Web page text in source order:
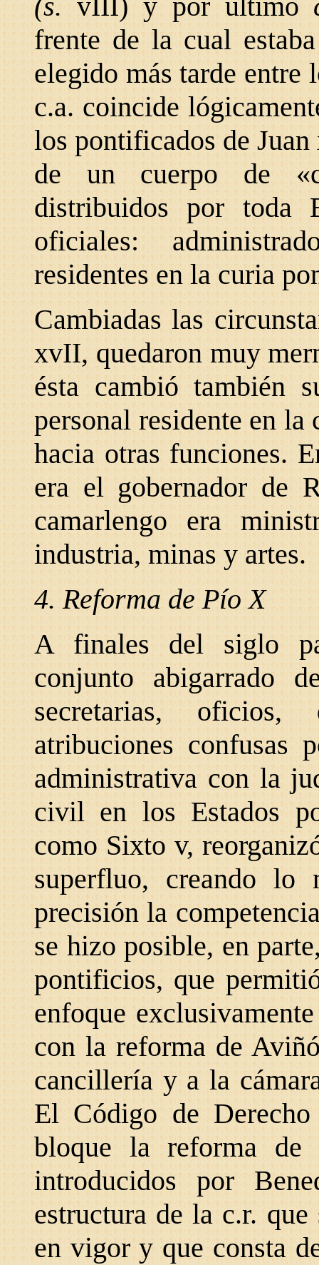
frente de la cual
elegido más tarde entre
c.a. coincide
los pontificados de
de un cuerpo de
distribuidos por toda
oficiales:
residentes en la curia
Cambiadas las
xvII, quedaron muy
ésta cambió también
personal residente en
hacia otras funciones.
era el gobernador de
camarlengo era
industria, minas y artes.
4. Reforma de Pío X
A finales del siglo
conjunto abigarrado
secretarias,
atribuciones confusas
administrativa con la
civil en los Estados
como Sixto v,
superfluo, creando lo
precisión la
se hizo posible, en
pontificios, que
enfoque
con la reforma de
cancillería y a la
El Código de
bloque la reforma de
introducidos por
estructura de la c.r.
en vigor y que consta